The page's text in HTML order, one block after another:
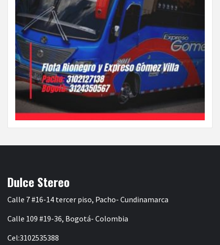
Dulce Stereo
Calle 7 #16-14 tercer piso, Pacho- Cundinamarca
Calle 109 #19-36, Bogotá- Colombia
Cel:3102535388